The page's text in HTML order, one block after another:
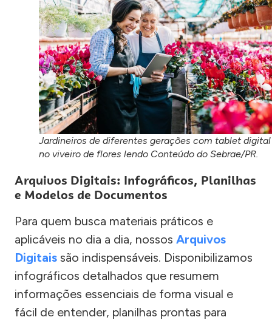
Jardineiros de diferentes gerações com tablet digital
no viveiro de flores lendo Conteúdo do Sebrae/PR.
Arquivos Digitais: Infográficos, Planilhas
e Modelos de Documentos
Para quem busca materiais práticos e
aplicáveis no dia a dia, nossos Arquivos
Digitais são indispensáveis. Disponibilizamos
infográficos detalhados que resumem
informações essenciais de forma visual e
fácil de entender, planilhas prontas para